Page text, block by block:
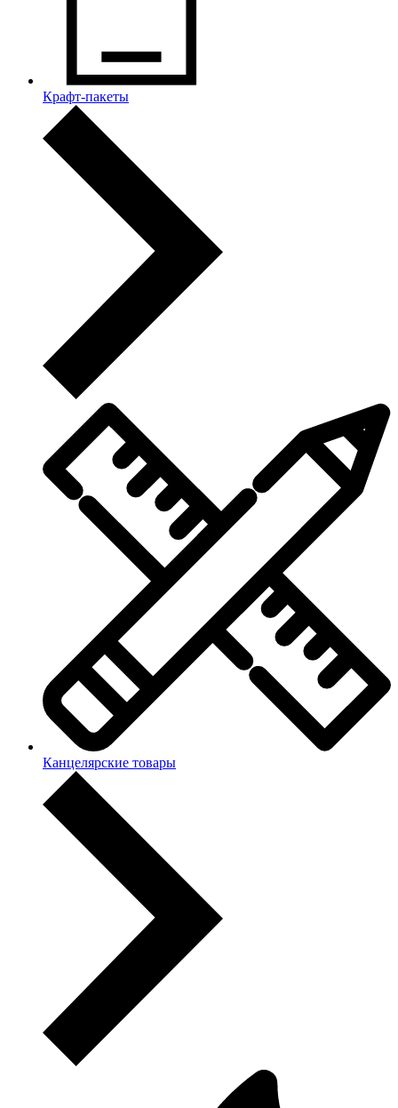
Крафт-пакеты
Канцелярские товары